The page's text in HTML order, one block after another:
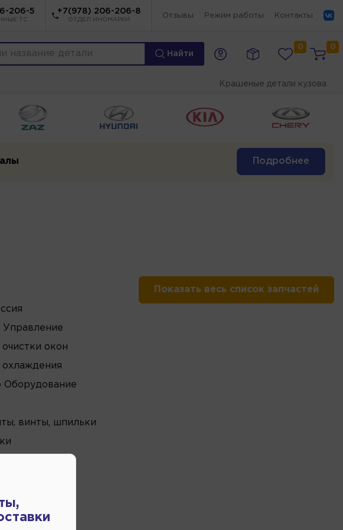
206-5
ТС
+7(978) 206-206-8
ОТДЕЛ ИНОМАРКИ
Отзывы Режим работы Контакты
Найти
0 0
Крашеные детали кузова
Подробнее
Управление
окон
охлаждения
Оборудование
винты, шпильки
Показать весь список запчастей